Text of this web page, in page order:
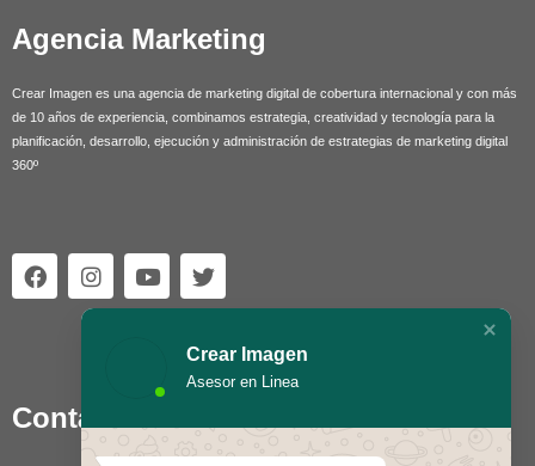
Agencia Marketing
Crear Imagen es una agencia de marketing digital de cobertura internacional y con más
de 10 años de experiencia, combinamos estrategia, creatividad y tecnología para la
planificación, desarrollo, ejecución y administración de estrategias de marketing digital
360º
F
a
k
I
n
s
a
Y
o
u
e
T
w
i
t
e
Contáctanos
Crear Imagen
Asesor en Linea